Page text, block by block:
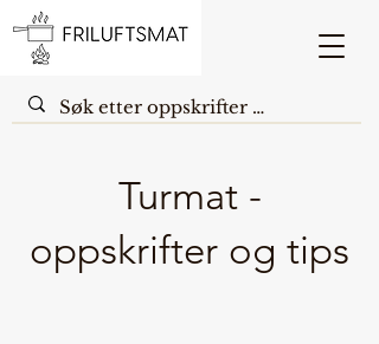
Turmat -
oppskrifter og tips